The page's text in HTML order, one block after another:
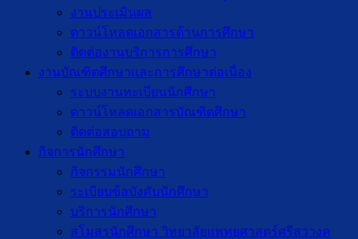
งานประเมินผล
ดาวน์โหลดเอกสารด้านการศึกษา
ติดต่องานบริการการศึกษา
งานบัณฑิตศึกษาเเละการศึกษาต่อเนื่อง
ระบบงานทะเบียนนักศึกษา
ดาวน์โหลดเอกสารบัณฑิตศึกษา
ติดต่อสอบถาม
กิจการนักศึกษา
กิจกรรมนักศึกษา
ระเบียบข้อบังคับนักศึกษา
บริการนักศึกษา
สโมสรนักศึกษา วิทยาลัยแพทยศาสตร์ศรีสวางค